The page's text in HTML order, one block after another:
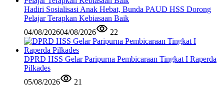
Hadiri Sosialisasi Anak Hebat, Bunda PAUD HSS Dorong
Pelajar Terapkan Kebiasaan Baik
04/08/202604/08/2026 22
DPRD HSS Gelar Paripurna Pembicaraan Tingkat I Raperda
Pilkades
05/08/2026
21